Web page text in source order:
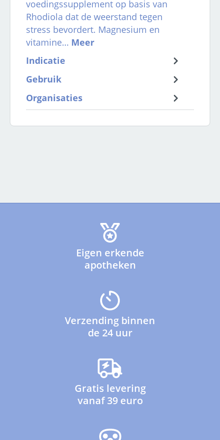
voedingssupplement op basis van
Rhodiola dat de weerstand tegen
stress bevordert. Magnesium en
vitamine… Meer
Indicatie
Gebruik
Organisaties
Eigen erkende
apotheken
Verzending binnen
de 24 uur
Gratis levering
vanaf 39 euro